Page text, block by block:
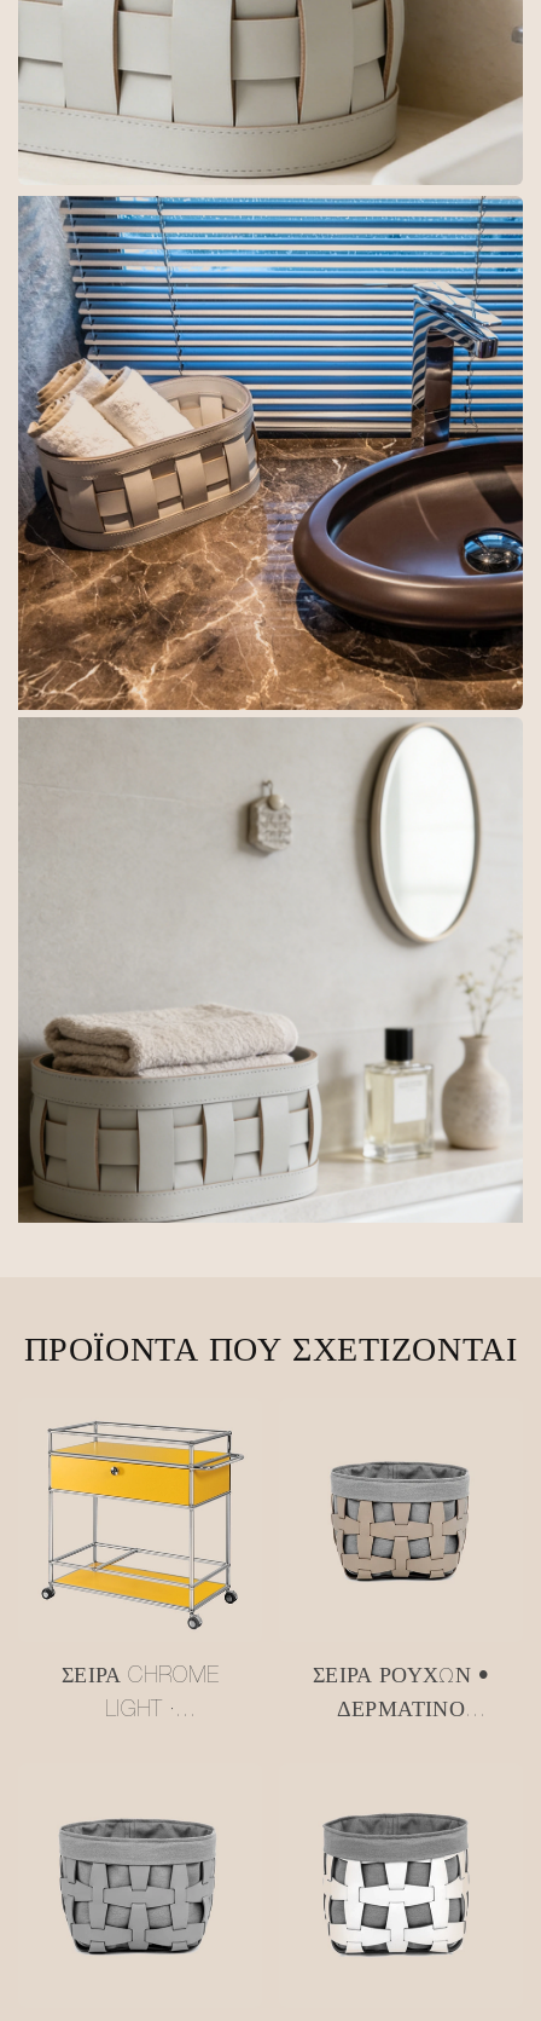
ΠΡΟΪΌΝΤΑ ΠΟΥ ΣΧΕΤΊΖΟΝΤΑΙ
ΣΕΙΡΆ CHROME
LIGHT ·
USM ΣΕ ΧΡΏΜΑ
ΒΟΥΤΎΡΟΥ
ΚΊΤΡΙΝΟ
#MSR2408016
ΣΕΙΡΆ ΡΟΎΧΩΝ •
ΔΕΡΜΆΤΙΝΟ
ΔΙΧΤΥΩΤΌ ΥΛΙΚΌ
#MSR027-3